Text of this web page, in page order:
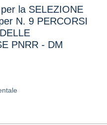
la SELEZIONE
N. 9 PERCORSI
PNRR - DM